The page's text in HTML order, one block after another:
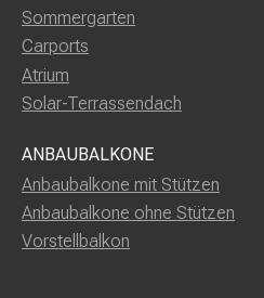
Sommergarten
Carports
Atrium
Solar-Terrassendach
ANBAUBALKONE
Anbaubalkone mit Stützen
Anbaubalkone ohne Stützen
Vorstellbalkon